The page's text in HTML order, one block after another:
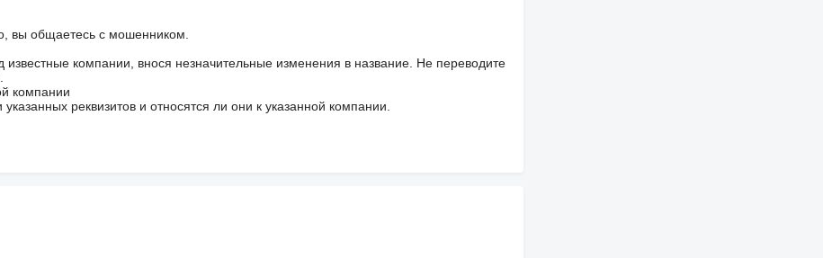
вы общаетесь с мошенником.
компании, внося незначительные изменения в название. Не переводите
компании
реквизитов и относятся ли они к указанной компании.